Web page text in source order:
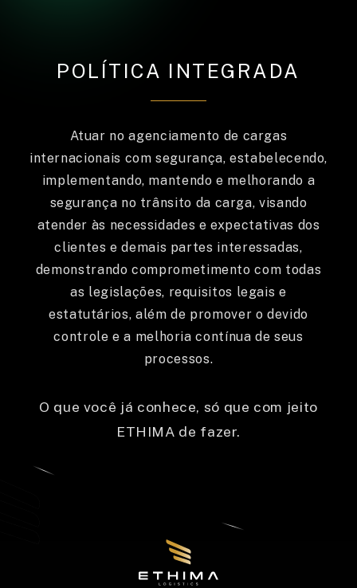
POLÍTICA INTEGRADA
Atuar no agenciamento de cargas
internacionais com segurança, estabelecendo,
implementando, mantendo e melhorando a
segurança no trânsito da carga, visando
atender às necessidades e expectativas dos
clientes e demais partes interessadas,
demonstrando comprometimento com todas
as legislações, requisitos legais e
estatutários, além de promover o devido
controle e a melhoria contínua de seus
processos.
O que você já conhece, só que com jeito
ETHIMA de fazer.